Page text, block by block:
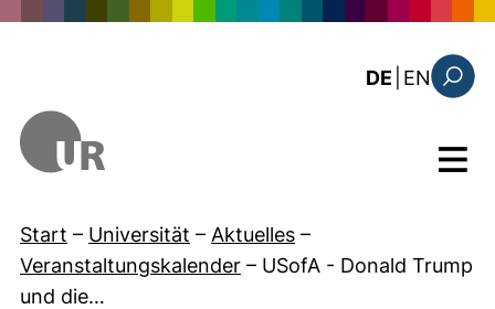
DE EN: the
Menü
Start – Universität – Aktuelles –
Veranstaltungskalender – USofA - Donald Trump
und die…